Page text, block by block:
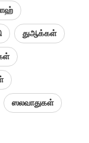
துஆக்கள்
ஸலவாதுகள்